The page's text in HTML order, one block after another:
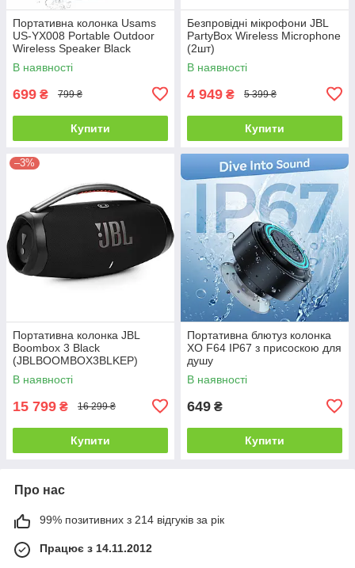
Портативна колонка Usams
US-YX008 Portable Outdoor
Wireless Speaker Black
В наявності
699 ₴ 799 ₴
Купити
Безпровідні мікрофони JBL
PartyBox Wireless Microphone
(2шт)
В наявності
4 949 ₴ 5 399 ₴
Купити
–3%
Портативна колонка JBL
Boombox 3 Black
(JBLBOOMBOX3BLKEP)
В наявності
15 799 ₴ 16 299 ₴
Купити
Портативна блютуз колонка
XO F64 IP67 з присоскою для
душу
В наявності
649 ₴
Купити
Про нас
99% позитивних з 214 відгуків за рік
Працює з 14.11.2012